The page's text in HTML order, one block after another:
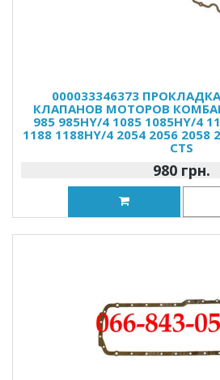
000033346373
КЛАПАНОВ МОТОРОВ
985 985HY/4 1085 1085HY/4
1188 1188HY/4 2054 2056 2058
CTS
980 грн.